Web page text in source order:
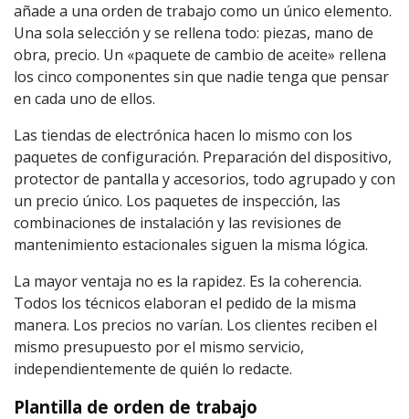
añade a una orden de trabajo como un único elemento.
Una sola selección y se rellena todo: piezas, mano de
obra, precio. Un «paquete de cambio de aceite» rellena
los cinco componentes sin que nadie tenga que pensar
en cada uno de ellos.
Las tiendas de electrónica hacen lo mismo con los
paquetes de configuración. Preparación del dispositivo,
protector de pantalla y accesorios, todo agrupado y con
un precio único. Los paquetes de inspección, las
combinaciones de instalación y las revisiones de
mantenimiento estacionales siguen la misma lógica.
La mayor ventaja no es la rapidez. Es la coherencia.
Todos los técnicos elaboran el pedido de la misma
manera. Los precios no varían. Los clientes reciben el
mismo presupuesto por el mismo servicio,
independientemente de quién lo redacte.
Plantilla de orden de trabajo